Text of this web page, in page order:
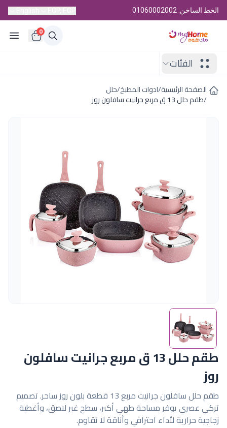
الخط الساخن: 01060002002
0
الفئات
الصفحة الرئيسية/ادوات المطبخ/حلل
/طقم حلل 13 ق مربع جرانيت سافلون روز
طقم حلل 13 ق مربع جرانيت سافلون
روز
طقم حلل سافلون جرانيت مربع 13 قطعة بلون روز ساحر. تصميم
تركي عصري يوفر مساحة طهي أكبر، سطح غير لاصق، وأغطية
زجاجية حرارية لأداء احترافي وأناقة لا تقاوم.